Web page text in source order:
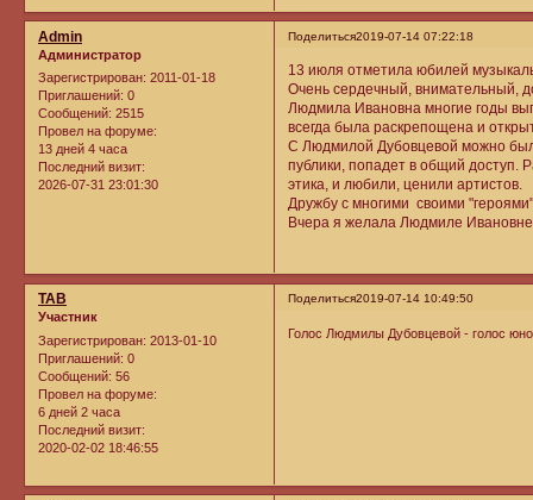
Поделиться2019-07-14 07:22:18
Admin
Администратор
Зарегистрирован: 2011-01-18
Приглашений: 0
Сообщений: 2515
Провел на форуме:
13 дней 4 часа
Последний визит:
2026-07-31 23:01:30
13 июля отметила юбилей
Очень сердечный, внимательный,
Людмила Ивановна многие годы
всегда была раскрепощена и
С Людмилой Дубовцевой можно
публики, попадет в общий доступ.
этика, и любили, ценили артистов.
Дружбу с многими своими
Вчера я желала Людмиле Ивановне
Поделиться2019-07-14 10:49:50
ТАВ
Участник
Зарегистрирован: 2013-01-10
Приглашений: 0
Сообщений: 56
Провел на форуме:
6 дней 2 часа
Последний визит:
2020-02-02 18:46:55
Голос Людмилы Дубовцевой - голос